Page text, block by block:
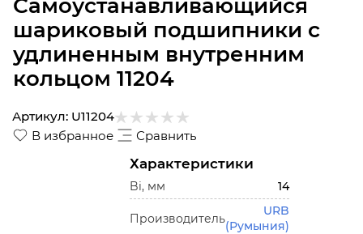
Самоустанавливающийся
шариковый подшипники с
удлиненным внутренним
кольцом 11204
В избранное Сравнить
Артикул: U11204
Характеристики
Bi, мм 14
Производитель
URB
(Румыния)